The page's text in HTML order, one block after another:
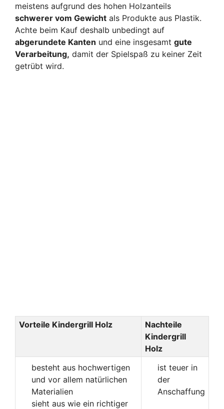
meistens aufgrund des hohen Holzanteils
schwerer vom Gewicht als Produkte aus Plastik.
Achte beim Kauf deshalb unbedingt auf
abgerundete Kanten und eine insgesamt gute
Verarbeitung, damit der Spielspaß zu keiner Zeit
getrübt wird.
Vorteile Kindergrill Holz
Nachteile
Kindergrill
Holz
besteht aus hochwertigen
und vor allem natürlichen
Materialien
sieht aus wie ein richtiger
ist teuer in
der
Anschaffung